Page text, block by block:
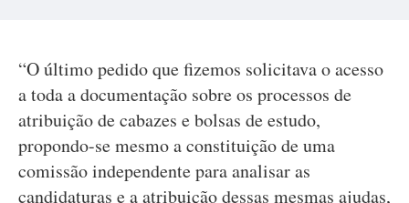
“O último pedido que fizemos solicitava o acesso
a toda a documentação sobre os processos de
atribuição de cabazes e bolsas de estudo,
propondo-se mesmo a constituição de uma
comissão independente para analisar as
candidaturas e a atribuição dessas mesmas ajudas,